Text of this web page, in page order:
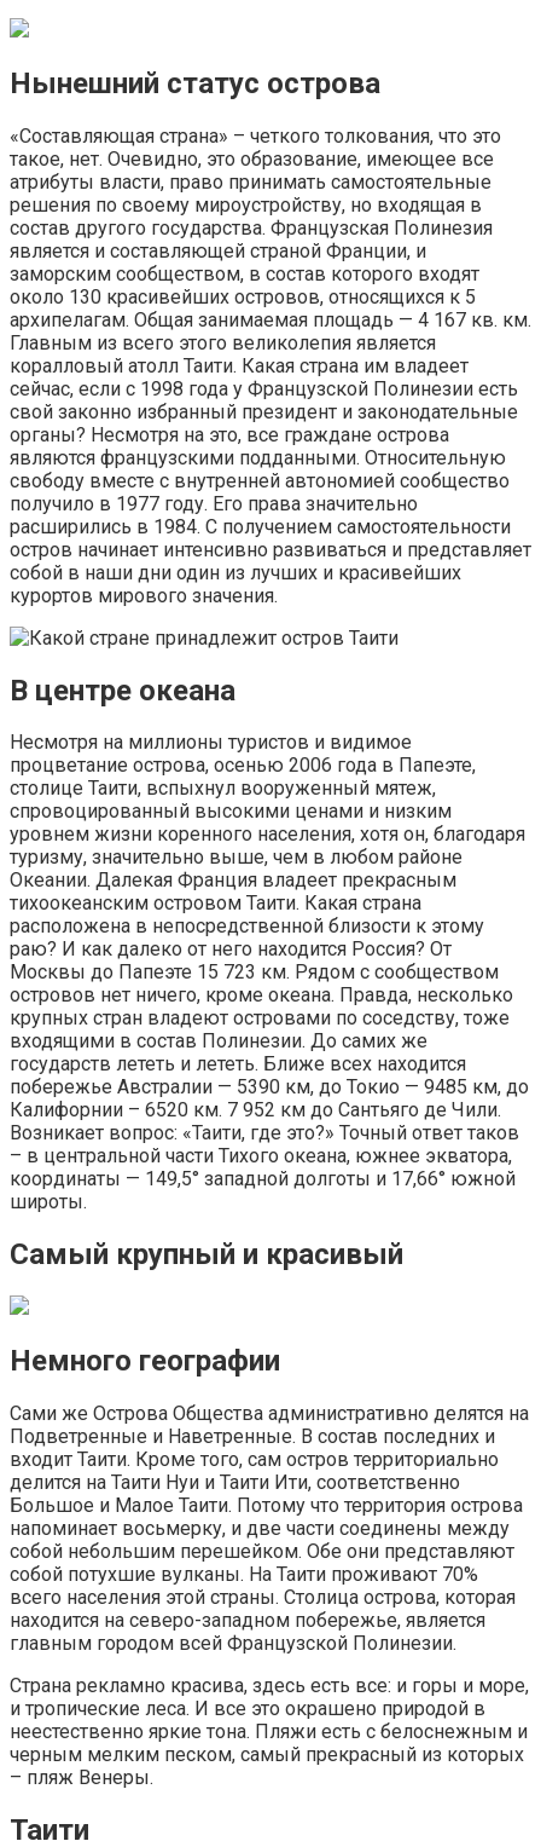
Нынешний статус острова
«Составляющая страна» – четкого толкования, что это
такое, нет. Очевидно, это образование, имеющее все
атрибуты власти, право принимать самостоятельные
решения по своему мироустройству, но входящая в
состав другого государства. Французская Полинезия
является и составляющей страной Франции, и
заморским сообществом, в состав которого входят
около 130 красивейших островов, относящихся к 5
архипелагам. Общая занимаемая площадь — 4 167 кв. км.
Главным из всего этого великолепия является
коралловый атолл Таити. Какая страна им владеет
сейчас, если с 1998 года у Французской Полинезии есть
свой законно избранный президент и законодательные
органы? Несмотря на это, все граждане острова
являются французскими подданными. Относительную
свободу вместе с внутренней автономией сообщество
получило в 1977 году. Его права значительно
расширились в 1984. С получением самостоятельности
остров начинает интенсивно развиваться и представляет
собой в наши дни один из лучших и красивейших
курортов мирового значения.
В центре океана
Несмотря на миллионы туристов и видимое
процветание острова, осенью 2006 года в Папеэте,
столице Таити, вспыхнул вооруженный мятеж,
спровоцированный высокими ценами и низким
уровнем жизни коренного населения, хотя он, благодаря
туризму, значительно выше, чем в любом районе
Океании. Далекая Франция владеет прекрасным
тихоокеанским островом Таити. Какая страна
расположена в непосредственной близости к этому
раю? И как далеко от него находится Россия? От
Москвы до Папеэте 15 723 км. Рядом с сообществом
островов нет ничего, кроме океана. Правда, несколько
крупных стран владеют островами по соседству, тоже
входящими в состав Полинезии. До самих же
государств лететь и лететь. Ближе всех находится
побережье Австралии — 5390 км, до Токио — 9485 км, до
Калифорнии – 6520 км. 7 952 км до Сантьяго де Чили.
Возникает вопрос: «Таити, где это?» Точный ответ таков
– в центральной части Тихого океана, южнее экватора,
координаты — 149,5° западной долготы и 17,66° южной
широты.
Самый крупный и красивый
Немного географии
Сами же Острова Общества административно делятся на
Подветренные и Наветренные. В состав последних и
входит Таити. Кроме того, сам остров территориально
делится на Таити Нуи и Таити Ити, соответственно
Большое и Малое Таити. Потому что территория острова
напоминает восьмерку, и две части соединены между
собой небольшим перешейком. Обе они представляют
собой потухшие вулканы. На Таити проживают 70%
всего населения этой страны. Столица острова, которая
находится на северо-западном побережье, является
главным городом всей Французской Полинезии.
Страна рекламно красива, здесь есть все: и горы и море,
и тропические леса. И все это окрашено природой в
неестественно яркие тона. Пляжи есть с белоснежным и
черным мелким песком, самый прекрасный из которых
– пляж Венеры.
Таити